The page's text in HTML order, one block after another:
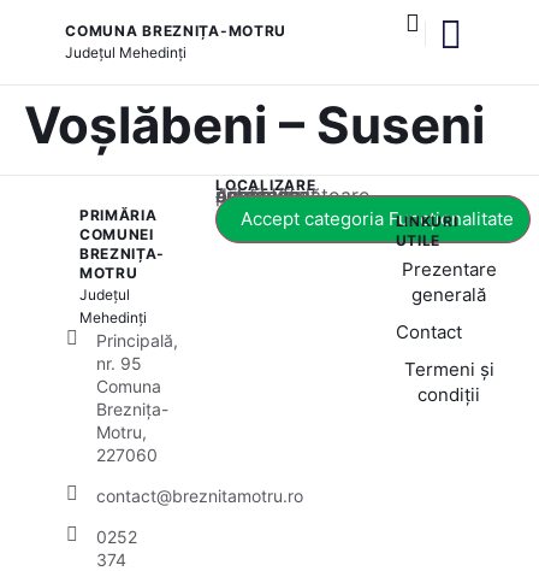
COMUNA BREZNIȚA-MOTRU
Județul Mehedinți
Voșlăbeni – Suseni
PRIMĂRIA
COMUNEI
BREZNIȚA-
MOTRU
Județul
Mehedinți
Principală,
nr. 95
Comuna
Breznița-
Motru,
227060
contact@breznitamotru.ro
0252
374
LOCALIZARE
Acest conținut este blocat până când acceptați categoria corespunzătoare de cookie-uri.
Accept categoria Funcționalitate
LINKURI
UTILE
Prezentare
generală
Contact
Termeni și
condiții